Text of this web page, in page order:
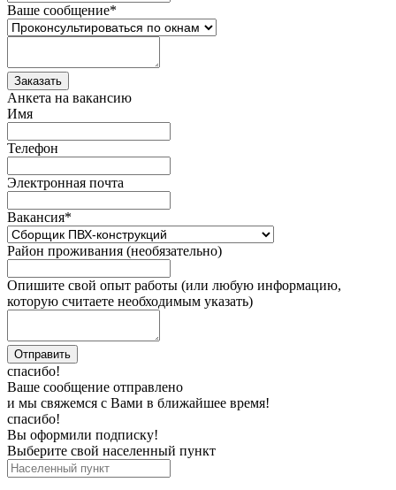
Ваше сообщение*
Анкета на вакансию
Имя
Телефон
Электронная почта
Вакансия*
Район проживания (необязательно)
Опишите свой опыт работы (или любую информацию,
которую считаете необходимым указать)
спасибо!
Ваше сообщение отправлено
и мы свяжемся с Вами в ближайшее время!
спасибо!
Вы оформили подписку!
Выберите свой населенный пункт